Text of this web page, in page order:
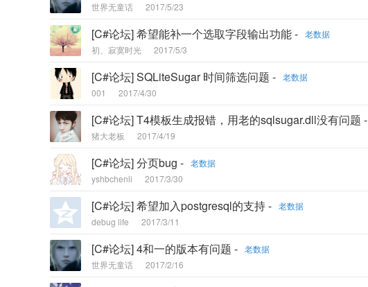
世界无童话
2017/5/23
[C#论坛] 希望能补一个选取字段输出功能 - 老数据
初、寂寞时光
2017/5/3
[C#论坛] SQLiteSugar 时间筛选问题 - 老数据
001
2017/4/30
[C#论坛] T4模板生成报错，用老的sqlsugar.dll没有问题 -
猪大老板
2017/4/19
[C#论坛] 分页bug - 老数据
yshbchenli
2017/3/30
[C#论坛] 希望加入postgresql的支持 - 老数据
debug life
2017/3/11
[C#论坛] 4和一的版本有问题 - 老数据
世界无童话
2017/2/16